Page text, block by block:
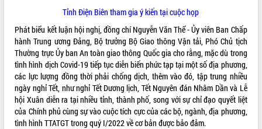
Trình diễn nghệ thuật chế biến các
món ăn từ sầu riêng
Đắk Lắk công bố Quy hoạch và xúc
tiến đầu tư tỉnh
Ngành cá ngừ Đắk Lắk chủ động thích
ứng để giữ vững thị trường xuất khẩu
Diễn đàn Kinh tế tư nhân Việt Nam đột
phá cơ chế - Hợp tác công tư
Đề án 06 tạo bước ngoặt đột phá trong
cải cách hành chính tỉnh Đắk Lắk
Tỉnh Điện Biên tham gia ý kiến tại cuộc họp
Phát biểu kết luận hội nghị, đồng chí Nguyễn Văn Thể - Ủy viên Ban Chấp
hành Trung ương Đảng, Bộ trưởng Bộ Giao thông Vận tải, Phó Chủ tịch
Thường trực Ủy ban An toàn giao thông Quốc gia cho rằng, mặc dù trong
tình hình dịch Covid-19 tiếp tục diễn biến phức tạp tại một số địa phương,
các lực lượng đồng thời phải chống dịch, thêm vào đó, tập trung nhiều
ngày nghỉ Tết, như nghỉ Tết Dương lịch, Tết Nguyên đán Nhâm Dần và Lễ
hội Xuân diễn ra tại nhiều tỉnh, thành phố, song với sự chỉ đạo quyết liệt
của Chính phủ cùng sự vào cuộc tích cực của các bộ, ngành, địa phương,
tình hình TTATGT trong quý I/2022 về cơ bản được bảo đảm.